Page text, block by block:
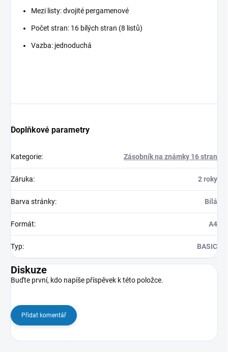
Mezi listy: dvojité pergamenové
Počet stran: 16 bílých stran (8 listů)
Vazba: jednoduchá
Doplňkové parametry
Kategorie: Zásobník na známky 16 stran
Záruka: 2 roky
Barva stránky: Bílá
Formát: A4
Typ: BASIC
Diskuze
Buďte první, kdo napíše příspěvek k této položce.
Přidat komentář